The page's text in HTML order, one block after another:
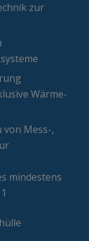
zur
Wärme-
von Mess-,
mindestens